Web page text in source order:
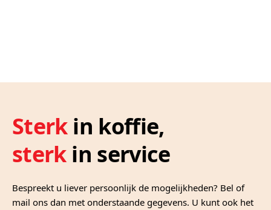
Sterkin koffie,
sterkin service
Bespreekt u liever persoonlijk de mogelijkheden? Bel of
mail ons dan met onderstaande gegevens. U kunt ook het